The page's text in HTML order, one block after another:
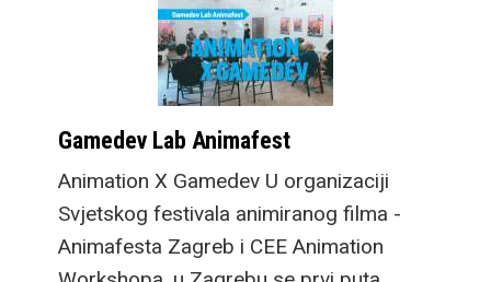
Gamedev Lab Animafest
Animation X Gamedev U organizaciji
Svjetskog festivala animiranog filma -
Animafesta Zagreb i CEE Animation